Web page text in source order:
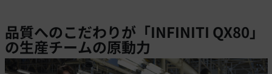
品質へのこだわりが「INFINITI QX80」
の生産チームの原動力